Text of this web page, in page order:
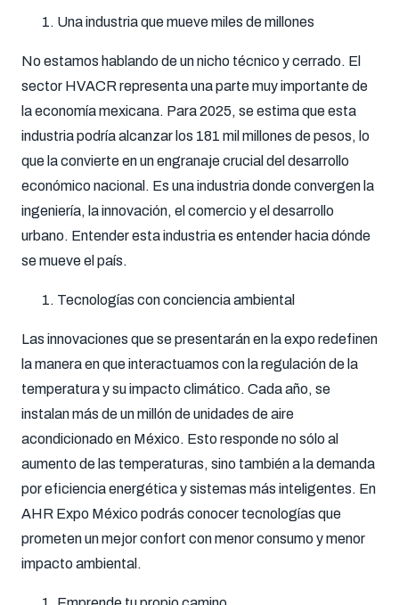
Una industria que mueve miles de millones
No estamos hablando de un nicho técnico y cerrado. El
sector HVACR representa una parte muy importante de
la economía mexicana. Para 2025, se estima que esta
industria podría alcanzar los 181 mil millones de pesos, lo
que la convierte en un engranaje crucial del desarrollo
económico nacional. Es una industria donde convergen la
ingeniería, la innovación, el comercio y el desarrollo
urbano. Entender esta industria es entender hacia dónde
se mueve el país.
Tecnologías con conciencia ambiental
Las innovaciones que se presentarán en la expo redefinen
la manera en que interactuamos con la regulación de la
temperatura y su impacto climático. Cada año, se
instalan más de un millón de unidades de aire
acondicionado en México. Esto responde no sólo al
aumento de las temperaturas, sino también a la demanda
por eficiencia energética y sistemas más inteligentes. En
AHR Expo México podrás conocer tecnologías que
prometen un mejor confort con menor consumo y menor
impacto ambiental.